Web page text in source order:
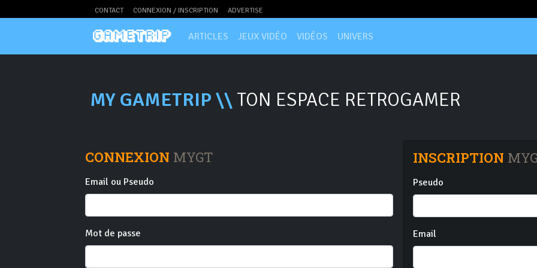
CONTACT CONNEXION / INSCRIPTION ADVERTISE
ARTICLES JEUX VIDÉO VIDÉOS UNIVERS
MY GAMETRIP \\ TON ESPACE RETROGAMER
CONNEXION MYGT
Email ou Pseudo
Mot de passe
INSCRIPTION
Pseudo
Email